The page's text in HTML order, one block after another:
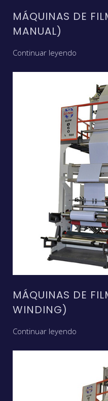
MÁQUINAS DE
MANUAL)
Continuar leyendo
MÁQUINAS DE
WINDING)
Continuar leyendo